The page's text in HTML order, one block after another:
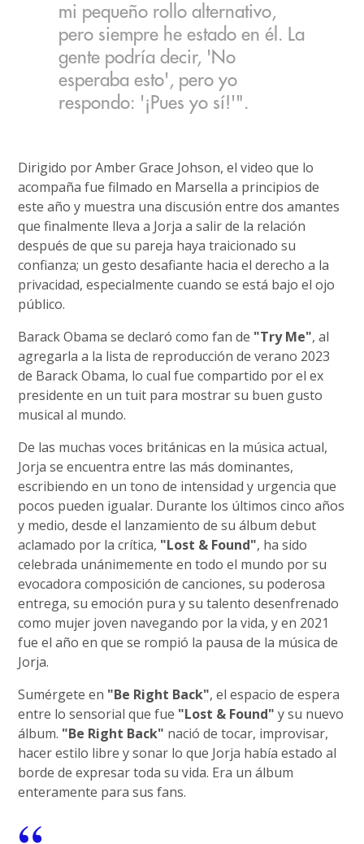
mi pequeño rollo alternativo,
pero siempre he estado en él. La
gente podría decir, 'No
esperaba esto', pero yo
respondo: '¡Pues yo sí!'".
Dirigido por Amber Grace Johson, el video que lo
acompaña fue filmado en Marsella a principios de
este año y muestra una discusión entre dos amantes
que finalmente lleva a Jorja a salir de la relación
después de que su pareja haya traicionado su
confianza; un gesto desafiante hacia el derecho a la
privacidad, especialmente cuando se está bajo el ojo
público.
Barack Obama se declaró como fan de "Try Me", al
agregarla a la lista de reproducción de verano 2023
de Barack Obama, lo cual fue compartido por el ex
presidente en un tuit para mostrar su buen gusto
musical al mundo.
De las muchas voces británicas en la música actual,
Jorja se encuentra entre las más dominantes,
escribiendo en un tono de intensidad y urgencia que
pocos pueden igualar. Durante los últimos cinco años
y medio, desde el lanzamiento de su álbum debut
aclamado por la crítica, "Lost & Found", ha sido
celebrada unánimemente en todo el mundo por su
evocadora composición de canciones, su poderosa
entrega, su emoción pura y su talento desenfrenado
como mujer joven navegando por la vida, y en 2021
fue el año en que se rompió la pausa de la música de
Jorja.
Sumérgete en "Be Right Back", el espacio de espera
entre lo sensorial que fue "Lost & Found" y su nuevo
álbum. "Be Right Back" nació de tocar, improvisar,
hacer estilo libre y sonar lo que Jorja había estado al
borde de expresar toda su vida. Era un álbum
enteramente para sus fans.